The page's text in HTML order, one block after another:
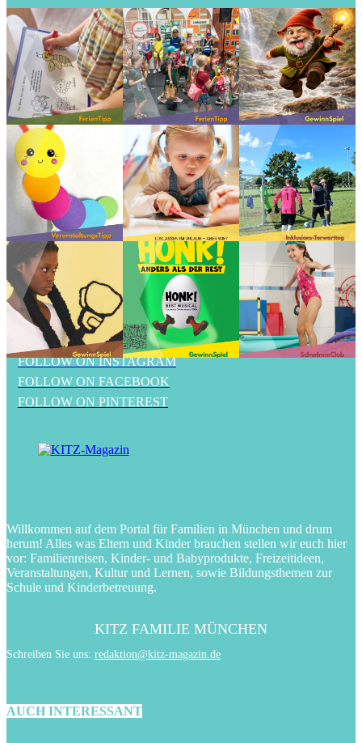
FOLLOW ON INSTAGRAM
FOLLOW ON FACEBOOK
FOLLOW ON PINTEREST
Willkommen auf dem Portal für Familien in München und drum
herum! Alles was Eltern und Kinder brauchen stellen wir euch hier
vor: Familienreisen, Kinder- und Babyprodukte, Freizeitideen,
Veranstaltungen, Kultur und Lernen, sowie Bildungsthemen zur
Schule und Kinderbetreuung.
KITZ FAMILIE MÜNCHEN
Schreiben Sie uns: redaktion@kitz-magazin.de
AUCH INTERESSANT